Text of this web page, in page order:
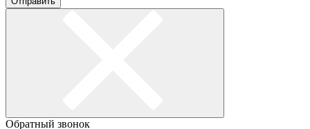
Обратный звонок